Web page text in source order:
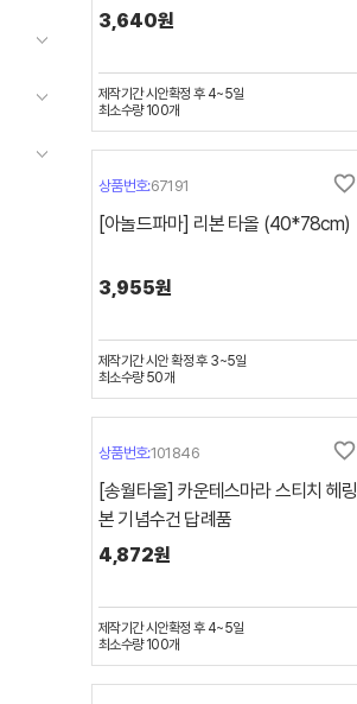
3,640원
제작기간시안확정 후 4~5일
최소수량100개
상품번호:67191 favorite_border
[아놀드파마] 리본 타올 (40*78cm)
3,955원
제작기간시안 확정 후 3~5일
최소수량50개
상품번호:101846 favorite_border
[송월타올] 카운테스마라 스티치 헤링
본 기념수건 답례품
4,872원
제작기간시안확정 후 4~5일
최소수량100개